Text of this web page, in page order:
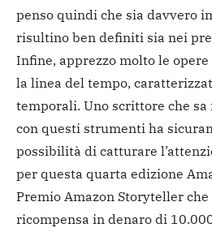
penso quindi che sia davvero
risultino ben definiti sia nei
Infine, apprezzo molto le
la linea del tempo,
temporali. Uno scrittore che sa
con questi strumenti ha
possibilità di catturare
per questa quarta edizione
Premio Amazon Storyteller che
ricompensa in denaro di